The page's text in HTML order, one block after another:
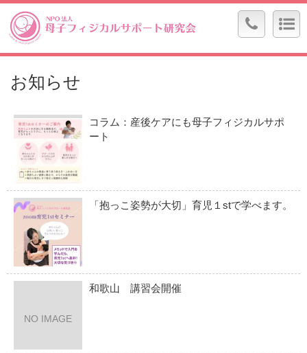
お知らせ
コラム：産後ケアにも母子フィジカルサポ
ート
「抱っこ姿勢が大切」育児１stで学べます。
NO IMAGE
和歌山 講習会開催